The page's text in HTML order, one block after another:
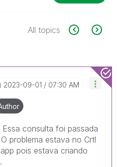
All topics
‎2023-09-01 07:30 AM
consulta foi passada
problema estava no Crtl
pois estava criando